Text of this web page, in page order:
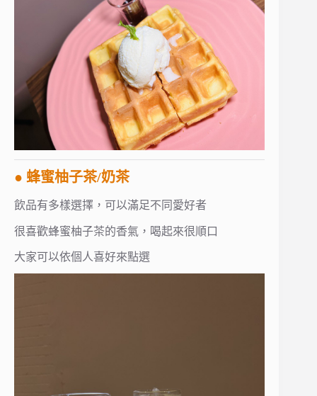
● 蜂蜜柚子茶/奶茶
飲品有多樣選擇，可以滿足不同愛好者
很喜歡蜂蜜柚子茶的香氣，喝起來很順口
大家可以依個人喜好來點選